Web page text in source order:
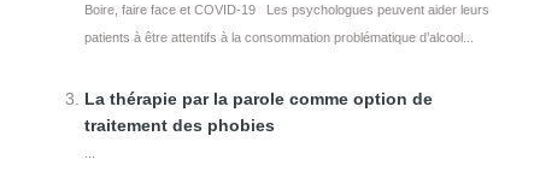
Boire, faire face et COVID-19 Les psychologues peuvent aider leurs
patients à être attentifs à la consommation problématique d’alcool...
La thérapie par la parole comme option de
traitement des phobies